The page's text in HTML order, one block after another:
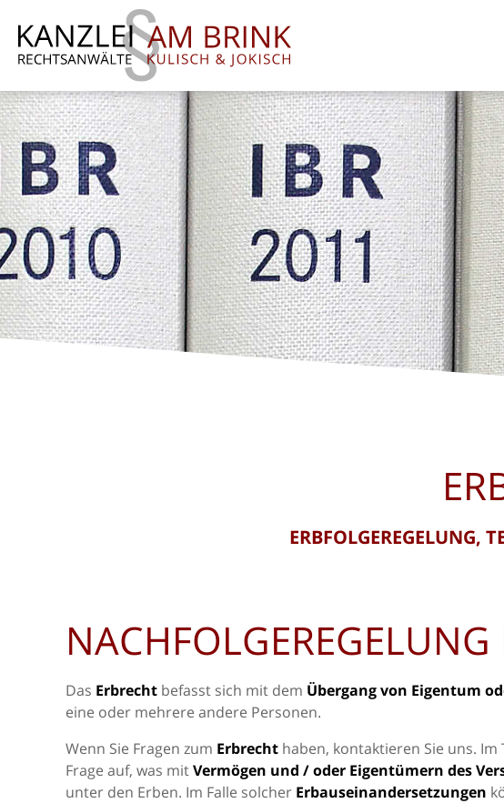
ERBFOLGEREGELUNG,
NACHFOLGEREGELUNG
Das Erbrecht befasst sich mit dem Übergang von Eigentum
eine oder mehrere andere Personen.
Wenn Sie Fragen zum Erbrecht haben, kontaktieren Sie uns.
Frage auf, was mitVermögen und / oder Eigentümern des
unter den Erben. Im Falle solcher Erbauseinandersetzungen